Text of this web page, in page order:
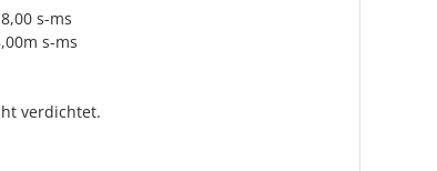
s-ms
s-ms
verdichtet.